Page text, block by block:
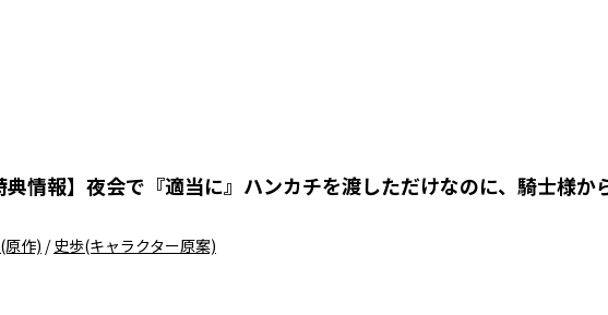
典情報】 夜会で『適当に』ハンカチを渡しただけなのに、騎士様か
(原作) / 史歩(キャラクター原案)